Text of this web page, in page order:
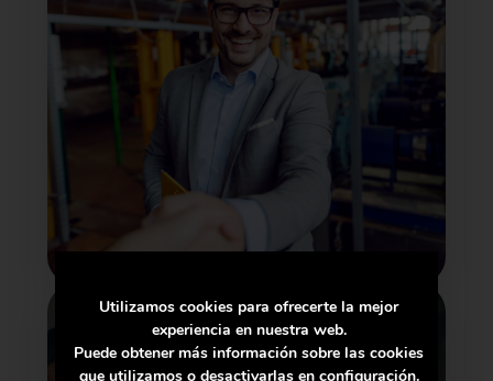
Utilizamos cookies para ofrecerte la mejor
experiencia en nuestra web.
Puede obtener más información sobre las cookies
que utilizamos o desactivarlas en configuración.